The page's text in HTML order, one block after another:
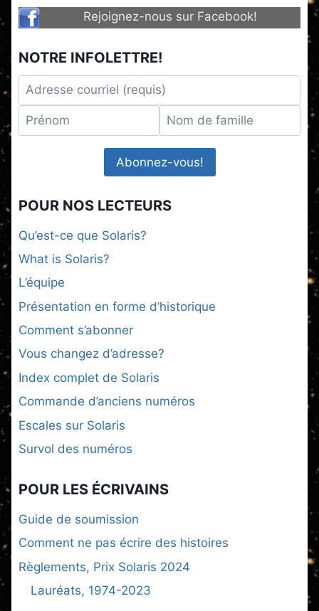
Rejoignez-nous sur Facebook!
NOTRE INFOLETTRE!
POUR NOS LECTEURS
Qu’est-ce que Solaris?
What is Solaris?
L’équipe
Présentation en forme d’historique
Comment s’abonner
Vous changez d’adresse?
Index complet de Solaris
Commande d’anciens numéros
Escales sur Solaris
Survol des numéros
POUR LES ÉCRIVAINS
Guide de soumission
Comment ne pas écrire des histoires
Règlements, Prix Solaris 2024
Lauréats, 1974-2023